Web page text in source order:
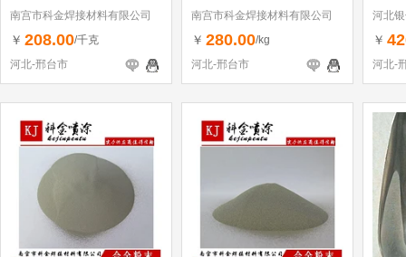
南宫市科金焊接材料有限公司
￥ 208.00/千克
河北-邢台市
南宫市科金焊接材料有限公司
￥ 280.00/kg
河北-邢台市
河北
￥
河北-